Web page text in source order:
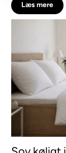
Læs mere